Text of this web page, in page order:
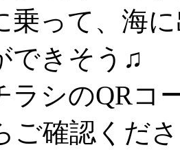
乗って、海
できそう♫
ラシのQRコ
ご確認くだ